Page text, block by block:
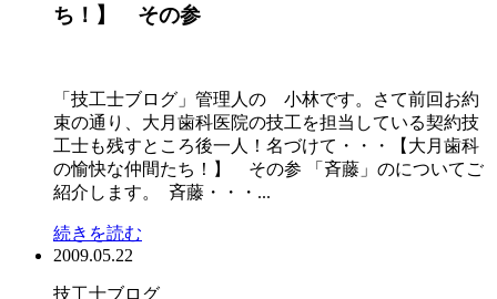
ち！】 その参
「技工士ブログ」管理人の 小林です。さて前回お約
束の通り、大月歯科医院の技工を担当している契約技
工士も残すところ後一人！名づけて・・・【大月歯科
の愉快な仲間たち！】 その参 「斉藤」のについてご
紹介します。 斉藤・・・...
続きを読む
2009.05.22
技工士ブログ